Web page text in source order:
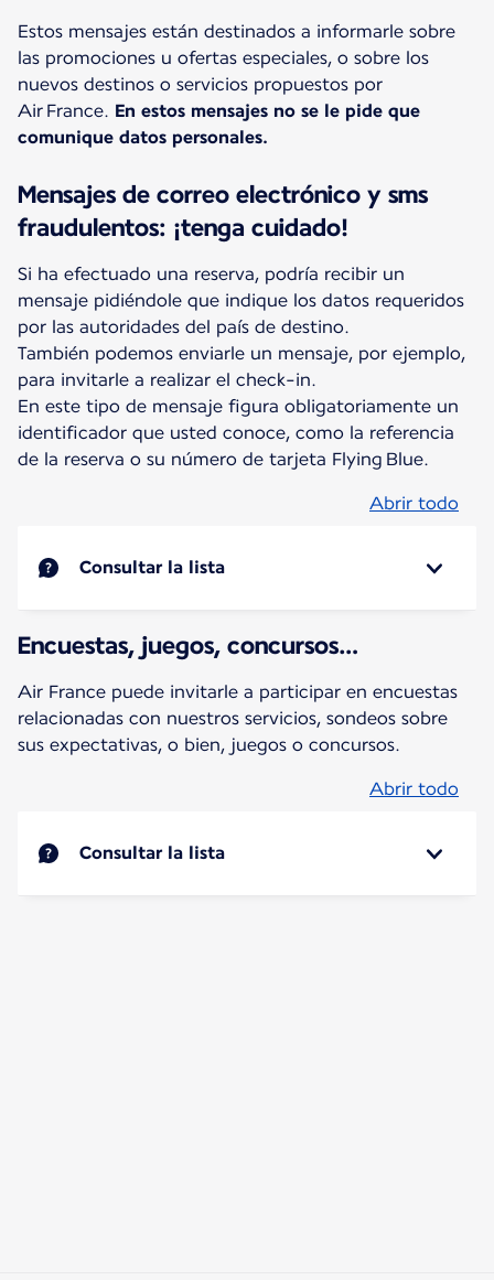
Estos mensajes están destinados a informarle sobre
las promociones u ofertas especiales, o sobre los
nuevos destinos o servicios propuestos por
Air France. En estos mensajes no se le pide que
comunique datos personales.
Mensajes de correo electrónico y sms
fraudulentos: ¡tenga cuidado!
Si ha efectuado una reserva, podría recibir un
mensaje pidiéndole que indique los datos requeridos
por las autoridades del país de destino.
También podemos enviarle un mensaje, por ejemplo,
para invitarle a realizar el check-in.
En este tipo de mensaje figura obligatoriamente un
identificador que usted conoce, como la referencia
de la reserva o su número de tarjeta Flying Blue.
Abrir todo
Consultar la lista
Encuestas, juegos, concursos…
Air France puede invitarle a participar en encuestas
relacionadas con nuestros servicios, sondeos sobre
sus expectativas, o bien, juegos o concursos.
Abrir todo
Consultar la lista